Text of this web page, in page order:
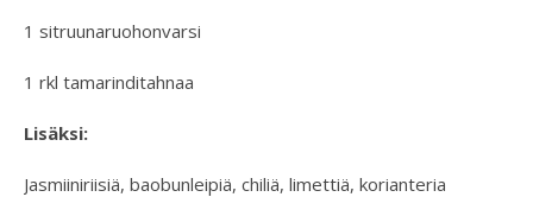
1 sitruunaruohonvarsi
1 rkl tamarinditahnaa
Lisäksi:
Jasmiiniriisiä, baobunleipiä, chiliä, limettiä, korianteria